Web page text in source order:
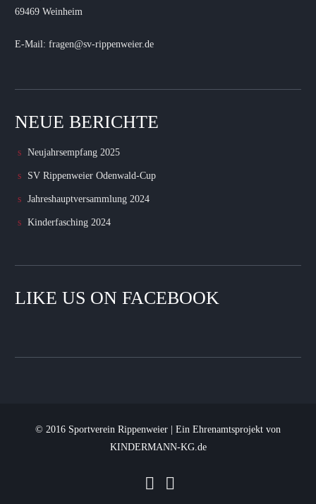
69469 Weinheim
E-Mail: fragen@sv-rippenweier.de
NEUE BERICHTE
Neujahrsempfang 2025
SV Rippenweier Odenwald-Cup
Jahreshauptversammlung 2024
Kinderfasching 2024
LIKE US ON FACEBOOK
© 2016 Sportverein Rippenweier | Ein Ehrenamtsprojekt von
KINDERMANN-KG.de